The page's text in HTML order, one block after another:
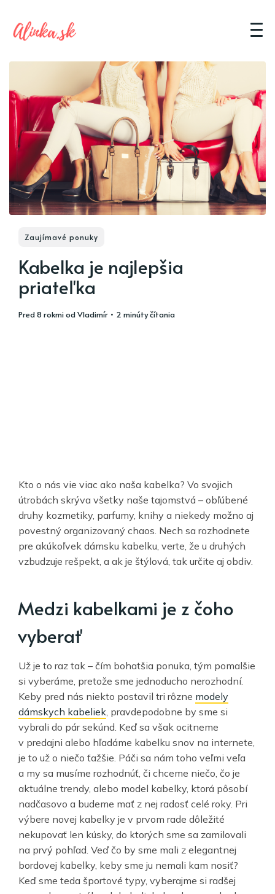
Zaujímavé ponuky
Kabelka je najlepšia
priateľka
pred 8 rokmiodVladimír • 2 minúty čítania
Kto o nás vie viac ako naša kabelka? Vo svojich
útrobách skrýva všetky naše tajomstvá – obľúbené
druhy kozmetiky, parfumy, knihy a niekedy možno aj
povestný organizovaný chaos. Nech sa rozhodnete
pre akúkoľvek dámsku kabelku, verte, že u druhých
vzbudzuje rešpekt, a ak je štýlová, tak určite aj obdiv.
Medzi kabelkami je z čoho
vyberať
Už je to raz tak – čím bohatšia ponuka, tým pomalšie
si vyberáme, pretože sme jednoducho nerozhodní.
Keby pred nás niekto postavil tri rôzne modely
dámskych kabeliek , pravdepodobne by sme si
vybrali do pár sekúnd. Keď sa však ocitneme
v predajni alebo hľadáme kabelku snov na internete,
je to už o niečo ťažšie. Páči sa nám toho veľmi veľa
a my sa musíme rozhodnúť, či chceme niečo, čo je
aktuálne trendy, alebo model kabelky, ktorá pôsobí
nadčasovo a budeme mať z nej radosť celé roky. Pri
výbere novej kabelky je v prvom rade dôležité
nekupovať len kúsky, do ktorých sme sa zamilovali
na prvý pohľad. Veď čo by sme mali z elegantnej
bordovej kabelky, keby sme ju nemali kam nosiť?
Keď sme teda športové typy, vyberajme si radšej